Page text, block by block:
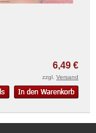
6,49 €
zzgl. Versand